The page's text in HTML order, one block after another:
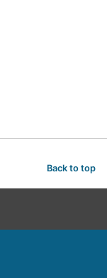
Back to top